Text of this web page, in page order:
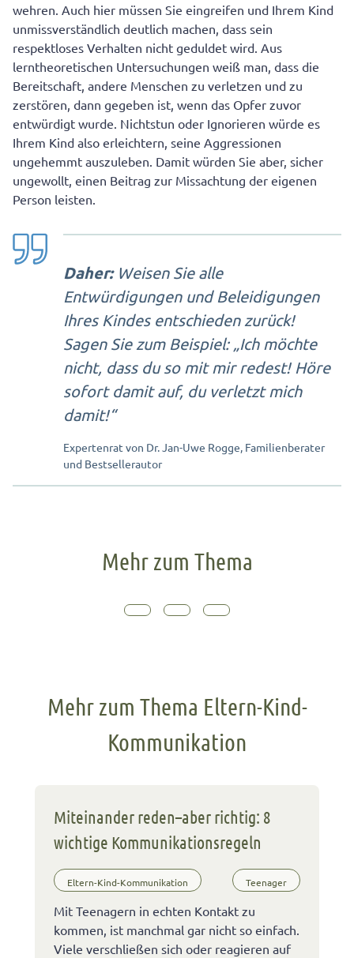
wehren. Auch hier müssen Sie eingreifen und Ihrem Kind
unmissverständlich deutlich machen, dass sein
respektloses Verhalten nicht geduldet wird. Aus
lerntheoretischen Untersuchungen weiß man, dass die
Bereitschaft, andere Menschen zu verletzen und zu
zerstören, dann gegeben ist, wenn das Opfer zuvor
entwürdigt wurde. Nichtstun oder Ignorieren würde es
Ihrem Kind also erleichtern, seine Aggressionen
ungehemmt auszuleben. Damit würden Sie aber, sicher
ungewollt, einen Beitrag zur Missachtung der eigenen
Person leisten.
Daher: Weisen Sie alle
Entwürdigungen und Beleidigungen
Ihres Kindes entschieden zurück!
Sagen Sie zum Beispiel: „Ich möchte
nicht, dass du so mit mir redest! Höre
sofort damit auf, du verletzt mich
damit!“
Expertenrat von Dr. Jan-Uwe Rogge, Familienberater
und Bestsellerautor
Mehr zum Thema
Mehr zum Thema Eltern-Kind-
Kommunikation
Miteinander reden–aber richtig: 8
wichtige Kommunikationsregeln
Eltern-Kind-Kommunikation Teenager
Mit Teenagern in echten Kontakt zu
kommen, ist manchmal gar nicht so einfach.
Viele verschließen sich oder reagieren auf